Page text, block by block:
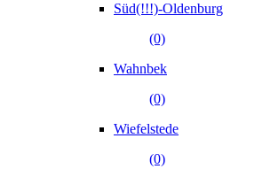
Süd(!!!)-Oldenburg
(0)
Wahnbek
(0)
Wiefelstede
(0)